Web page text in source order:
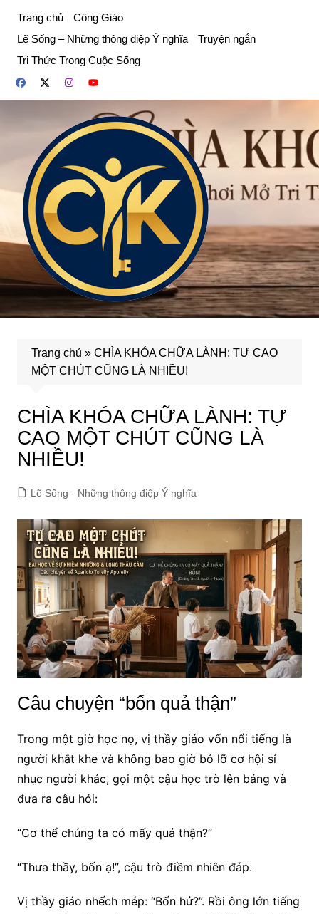
phần
dung
Trang chủ
Công Giáo
Lẽ Sống – Những thông điệp Ý nghĩa
Truyện ngắn
Tri Thức Trong Cuộc Sống
Trang chủ » CHÌA KHÓA CHỮA LÀNH: TỰ CAO
MỘT CHÚT CŨNG LÀ NHIỀU!
CHÌA KHÓA CHỮA LÀNH: TỰ
CAO MỘT CHÚT CŨNG LÀ
NHIỀU!
Lẽ Sống - Những thông điệp Ý nghĩa
Câu chuyện “bốn quả thận”
Trong một giờ học nọ, vị thầy giáo vốn nổi tiếng là
người khắt khe và không bao giờ bỏ lỡ cơ hội sỉ
nhục người khác, gọi một cậu học trò lên bảng và
đưa ra câu hỏi:
“Cơ thể chúng ta có mấy quả thận?”
“Thưa thầy, bốn ạ!”, cậu trò điềm nhiên đáp.
Vị thầy giáo nhếch mép: “Bốn hử?”. Rồi ông lớn tiếng